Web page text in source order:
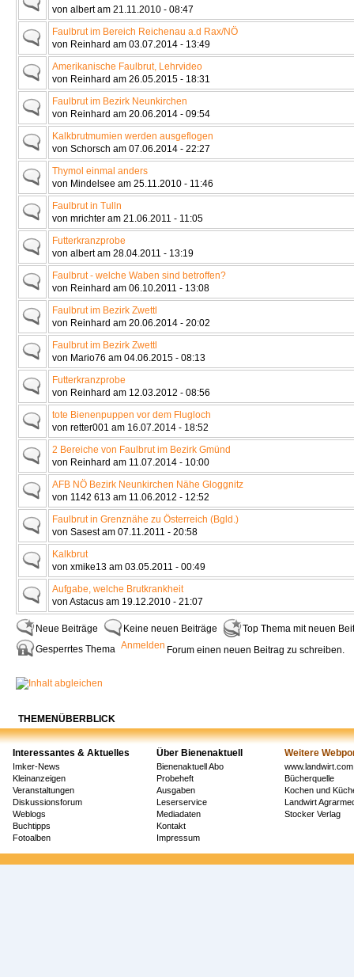
von albert am 21.11.2010 - 08:47
Faulbrut im Bereich Reichenau a.d Rax/NÖ
von Reinhard am 03.07.2014 - 13:49
Amerikanische Faulbrut, Lehrvideo
von Reinhard am 26.05.2015 - 18:31
Faulbrut im Bezirk Neunkirchen
von Reinhard am 20.06.2014 - 09:54
Kalkbrutmumien werden ausgeflogen
von Schorsch am 07.06.2014 - 22:27
Thymol einmal anders
von Mindelsee am 25.11.2010 - 11:46
Faulbrut in Tulln
von mrichter am 21.06.2011 - 11:05
Futterkranzprobe
von albert am 28.04.2011 - 13:19
Faulbrut - welche Waben sind betroffen?
von Reinhard am 06.10.2011 - 13:08
Faulbrut im Bezirk Zwettl
von Reinhard am 20.06.2014 - 20:02
Faulbrut im Bezirk Zwettl
von Mario76 am 04.06.2015 - 08:13
Futterkranzprobe
von Reinhard am 12.03.2012 - 08:56
tote Bienenpuppen vor dem Flugloch
von retter001 am 16.07.2014 - 18:52
2 Bereiche von Faulbrut im Bezirk Gmünd
von Reinhard am 11.07.2014 - 10:00
AFB NÖ Bezirk Neunkirchen Nähe Gloggnitz
von 1142 613 am 11.06.2012 - 12:52
Faulbrut in Grenznähe zu Österreich (Bgld.)
von Sasest am 07.11.2011 - 20:58
Kalkbrut
von xmike13 am 03.05.2011 - 00:49
Aufgabe, welche Brutkrankheit
von Astacus am 19.12.2010 - 21:07
Neue Beiträge Keine neuen Beiträge
Top Thema mit neuen
Gesperrtes Thema Anmelden Forum einen neuen Beitrag zu schreiben.
THEMENÜBERBLICK
Interessantes & Aktuelles Über Bienenaktuell Weitere
Imker-News
Kleinanzeigen
Veranstaltungen
Diskussionsforum
Weblogs
Buchtipps
Fotoalben
Bienenaktuell Abo
Probeheft
Ausgaben
Leserservice
Mediadaten
Kontakt
Impressum
www.landwirt.com
Bücherquelle
Kochen und
Landwirt
Stocker Verlag